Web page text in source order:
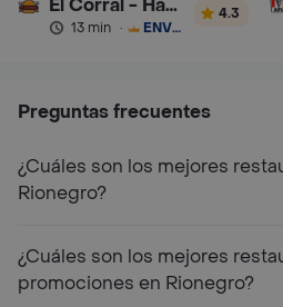
El Corral - Hamburguesa
13 min · ENVÍO GRATIS
4.3
Preguntas frecuentes
¿Cuáles son los mejores
Rionegro?
¿Cuáles son los mejores
promociones en Rionegro?